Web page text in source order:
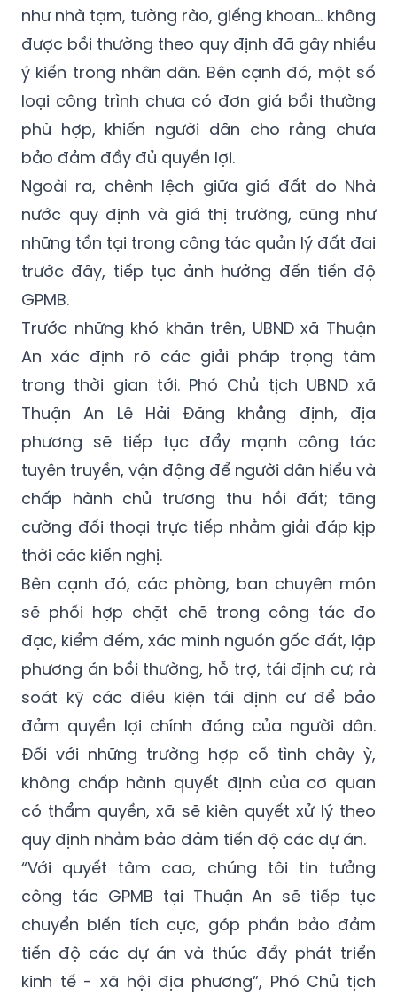
như nhà tạm, tường rào, giếng khoan… không
được bồi thường theo quy định đã gây nhiều
ý kiến trong nhân dân. Bên cạnh đó, một số
loại công trình chưa có đơn giá bồi thường
phù hợp, khiến người dân cho rằng chưa
bảo đảm đầy đủ quyền lợi.
Ngoài ra, chênh lệch giữa giá đất do Nhà
nước quy định và giá thị trường, cũng như
những tồn tại trong công tác quản lý đất đai
trước đây, tiếp tục ảnh hưởng đến tiến độ
GPMB.
Trước những khó khăn trên, UBND xã Thuận
An xác định rõ các giải pháp trọng tâm
trong thời gian tới. Phó Chủ tịch UBND xã
Thuận An Lê Hải Đăng khẳng định, địa
phương sẽ tiếp tục đẩy mạnh công tác
tuyên truyền, vận động để người dân hiểu và
chấp hành chủ trương thu hồi đất; tăng
cường đối thoại trực tiếp nhằm giải đáp kịp
thời các kiến nghị.
Bên cạnh đó, các phòng, ban chuyên môn
sẽ phối hợp chặt chẽ trong công tác đo
đạc, kiểm đếm, xác minh nguồn gốc đất, lập
phương án bồi thường, hỗ trợ, tái định cư; rà
soát kỹ các điều kiện tái định cư để bảo
đảm quyền lợi chính đáng của người dân.
Đối với những trường hợp cố tình chây ỳ,
không chấp hành quyết định của cơ quan
có thẩm quyền, xã sẽ kiên quyết xử lý theo
quy định nhằm bảo đảm tiến độ các dự án.
“Với quyết tâm cao, chúng tôi tin tưởng
công tác GPMB tại Thuận An sẽ tiếp tục
chuyển biến tích cực, góp phần bảo đảm
tiến độ các dự án và thúc đẩy phát triển
kinh tế - xã hội địa phương”, Phó Chủ tịch